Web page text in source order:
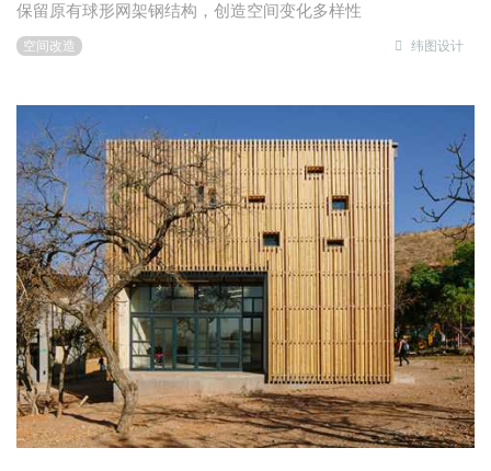
保留原有球形网架钢结构，创造空间变化多样性
空间改造 纬图设计